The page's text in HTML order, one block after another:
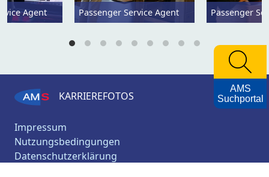
Passenger Service Agent Passenger
Agent
KARRIEREFOTOS
Impressum
Nutzungsbedingungen
Datenschutzerklärung
AMS
Suchportal